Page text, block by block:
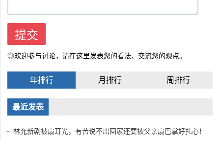
◎欢迎参与讨论，请在这里发表您的看法、交流您的观点。
年排行 月排行 周排行
最近发表
林允新剧被扇耳光，有苦说不出回家还要被父亲扇巴掌好扎心！